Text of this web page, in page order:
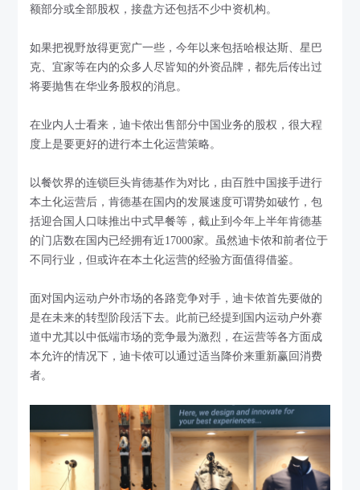
额部分或全部股权，接盘方还包括不少中资机构。
如果把视野放得更宽广一些，今年以来包括哈根达斯、星巴
克、宜家等在内的众多人尽皆知的外资品牌，都先后传出过
将要抛售在华业务股权的消息。
在业内人士看来，迪卡侬出售部分中国业务的股权，很大程
度上是要更好的进行本土化运营策略。
以餐饮界的连锁巨头肯德基作为对比，由百胜中国接手进行
本土化运营后，肯德基在国内的发展速度可谓势如破竹，包
括迎合国人口味推出中式早餐等，截止到今年上半年肯德基
的门店数在国内已经拥有近17000家。虽然迪卡侬和前者位于
不同行业，但或许在本土化运营的经验方面值得借鉴。
面对国内运动户外市场的各路竞争对手，迪卡侬首先要做的
是在未来的转型阶段活下去。此前已经提到国内运动户外赛
道中尤其以中低端市场的竞争最为激烈，在运营等各方面成
本允许的情况下，迪卡侬可以通过适当降价来重新赢回消费
者。